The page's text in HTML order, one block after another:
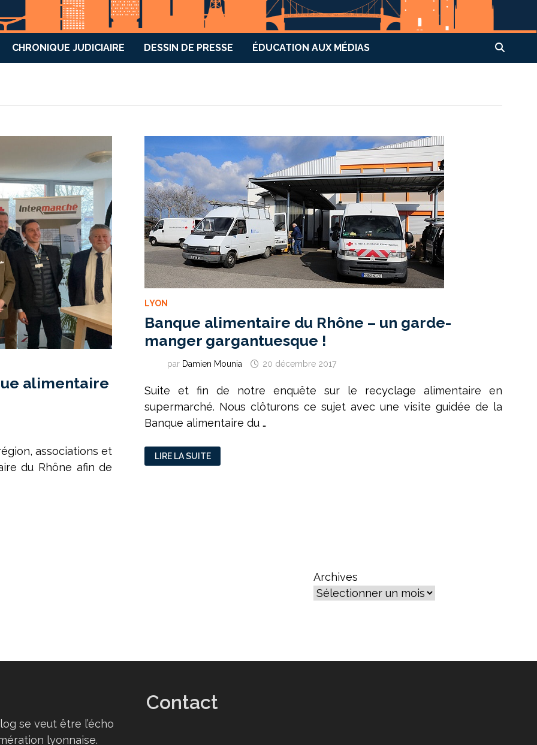
CHRONIQUE JUDICIAIRE DESSIN DE PRESSE ÉDUCATION AUX MÉDIAS
alimentaire
associations et
du Rhône afin de
LYON
Banque alimentaire du Rhône – un garde-
manger gargantuesque !
par Damien Mounia 20 décembre 2017
Suite et fin de notre enquête sur le recyclage alimentaire en
supermarché. Nous clôturons ce sujet avec une visite guidée de la
Banque alimentaire du …
BANQUE
ALIMENTAIRE
DU
LIRE LA SUITE
Archives
se veut être l’écho
lyonnaise.
Contact